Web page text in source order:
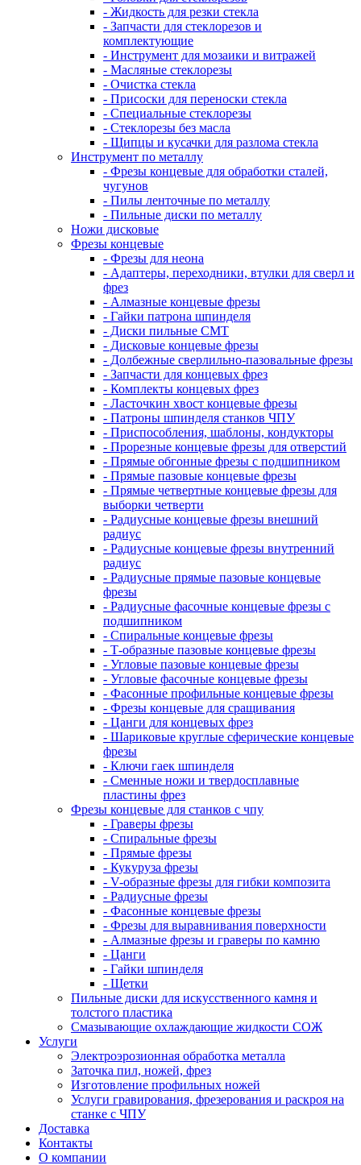
- Жидкость для резки стекла
- Запчасти для стеклорезов и
комплектующие
- Инструмент для мозаики и витражей
- Масляные стеклорезы
- Очистка стекла
- Присоски для переноски стекла
- Специальные стеклорезы
- Стеклорезы без масла
- Щипцы и кусачки для разлома стекла
Инструмент по металлу
- Фрезы концевые для обработки сталей,
чугунов
- Пилы ленточные по металлу
- Пильные диски по металлу
Ножи дисковые
Фрезы концевые
- Фрезы для неона
- Адаптеры, переходники, втулки для сверл и
фрез
- Алмазные концевые фрезы
- Гайки патрона шпинделя
- Диски пильные CMT
- Дисковые концевые фрезы
- Долбежные сверлильно-пазовальные фрезы
- Запчасти для концевых фрез
- Комплекты концевых фрез
- Ласточкин хвост концевые фрезы
- Патроны шпинделя станков ЧПУ
- Приспособления, шаблоны, кондукторы
- Прорезные концевые фрезы для отверстий
- Прямые обгонные фрезы с подшипником
- Прямые пазовые концевые фрезы
- Прямые четвертные концевые фрезы для
выборки четверти
- Радиусные концевые фрезы внешний
радиус
- Радиусные концевые фрезы внутренний
радиус
- Радиусные прямые пазовые концевые
фрезы
- Радиусные фасочные концевые фрезы с
подшипником
- Спиральные концевые фрезы
- Т-образные пазовые концевые фрезы
- Угловые пазовые концевые фрезы
- Угловые фасочные концевые фрезы
- Фасонные профильные концевые фрезы
- Фрезы концевые для сращивания
- Цанги для концевых фрез
- Шариковые круглые сферические концевые
фрезы
- Ключи гаек шпинделя
- Сменные ножи и твердосплавные
пластины фрез
Фрезы концевые для станков с чпу
- Граверы фрезы
- Спиральные фрезы
- Прямые фрезы
- Кукуруза фрезы
- V-образные фрезы для гибки композита
- Радиусные фрезы
- Фасонные концевые фрезы
- Фрезы для выравнивания поверхности
- Алмазные фрезы и граверы по камню
- Цанги
- Гайки шпинделя
- Щетки
Пильные диски для искусственного камня и
толстого пластика
Смазывающие охлаждающие жидкости СОЖ
Услуги
Электроэрозионная обработка металла
Заточка пил, ножей, фрез
Изготовление профильных ножей
Услуги гравирования, фрезерования и раскроя на
станке с ЧПУ
Доставка
Контакты
О компании